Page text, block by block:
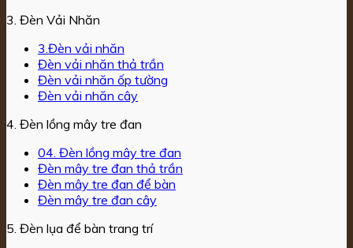
3. Đèn Vải Nhăn
3.Đèn vải nhăn
Đèn vải nhăn thả trần
Đèn vải nhăn ốp tường
Đèn vải nhăn cây
4. Đèn lồng mây tre đan
04. Đèn lồng mây tre đan
Đèn mây tre đan thả trần
Đèn mây tre đan để bàn
Đèn mây tre đan cây
5. Đèn lụa để bàn trang trí